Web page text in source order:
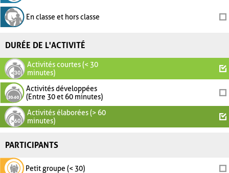
En classe et hors classe
DURÉE DE L'ACTIVITÉ
Activités courtes (< 30
minutes)
Activités développées
(Entre 30 et 60 minutes)
Activités élaborées (> 60
minutes)
PARTICIPANTS
Petit groupe (< 30)